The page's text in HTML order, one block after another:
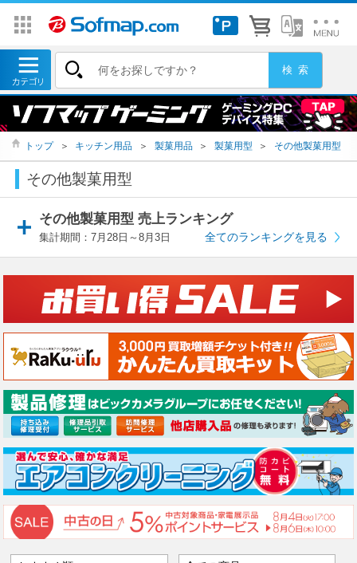
トップ ＞ キッチン用品 ＞ 製菓用品 ＞ 製菓用型 ＞ その他製菓用型
その他製菓用型
その他製菓用型 売上ランキング
集計期間：7月28日～8月3日 全てのランキングを見る